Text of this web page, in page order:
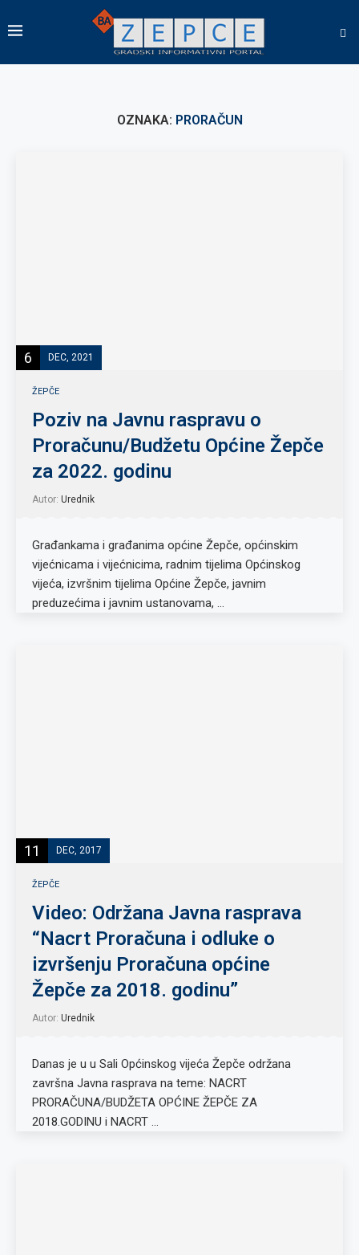
OZNAKA: PRORAČUN
6 DEC, 2021
ŽEPČE
Poziv na Javnu raspravu o
Proračunu/Budžetu Općine Žepče
za 2022. godinu
Autor: Urednik
Građankama i građanima općine Žepče, općinskim
vijećnicama i vijećnicima, radnim tijelima Općinskog
vijeća, izvršnim tijelima Općine Žepče, javnim
preduzećima i javnim ustanovama, …
11 DEC, 2017
ŽEPČE
Video: Održana Javna rasprava
“Nacrt Proračuna i odluke o
izvršenju Proračuna općine
Žepče za 2018. godinu”
Autor: Urednik
Danas je u u Sali Općinskog vijeća Žepče održana
završna Javna rasprava na teme: NACRT
PRORAČUNA/BUDŽETA OPĆINE ŽEPČE ZA
2018.GODINU i NACRT …